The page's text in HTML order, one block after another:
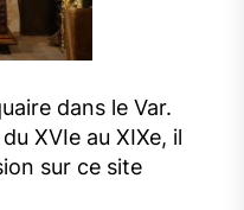
dans le Var.
XVIe au XIXe, il
sur ce site